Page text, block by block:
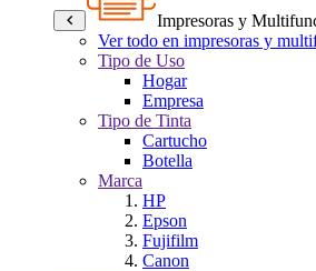
Impresoras y
Ver todo en impresoras y
Tipo de Uso
Hogar
Empresa
Tipo de Tinta
Cartucho
Botella
Marca
HP
Epson
Fujifilm
Canon